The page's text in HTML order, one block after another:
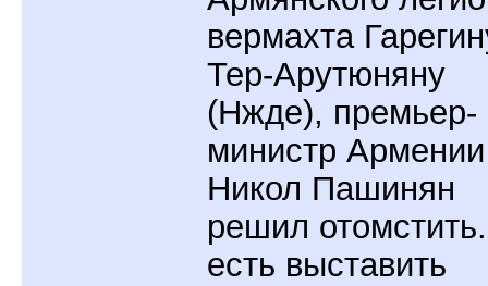
вермахта
Тер-Арутюняну
(Нжде), премьер-
министр Армении
Никол Пашинян
решил
есть выставить